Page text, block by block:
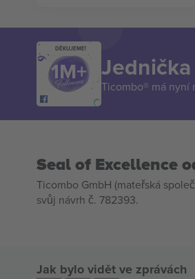
DĚKUJEME!
Ticombo® má
Seal of Excellence
Ticombo GmbH (mateřská
svůj návrh č. 782393.
Jak bylo vidět ve zprávách